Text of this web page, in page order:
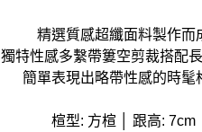
精選質感超纖面料製作而
獨特性感多繫帶簍空剪裁搭配
簡單表現出略帶性感的時髦
楦型: 方楦 │ 跟高: 7cm